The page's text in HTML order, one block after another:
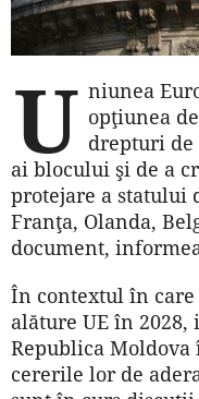
U niunea
opţiunea
drepturi
ai blocului şi de a
protejare a statului
Franţa, Olanda,
document,
În contextul în care
alăture UE în
Republica Moldova
cererile lor de